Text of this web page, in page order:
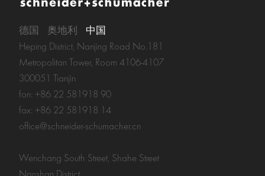
德国 奥地利
中国
Heping District, Nanjing Road No.181
Metropolitan Tower, Room 4106-4107
300051 Tianjin
fon: +86 22 581918 90
fax: +86 22 581918 14
office@schneider-schumacher.cn
Wenchang South Street, Shahe Street
Nanshan District